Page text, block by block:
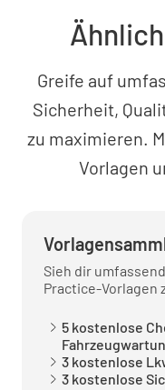
INTAKT
Anmerkungen
Ersatzreifen
JA NEIN
Schädigung des
Greife auf
Sicherheit,
zu maximieren.
Vorlagen
Sieh dir
Practice-Vorlagen
5 kostenlose
3 kostenlose
3 kostenlose